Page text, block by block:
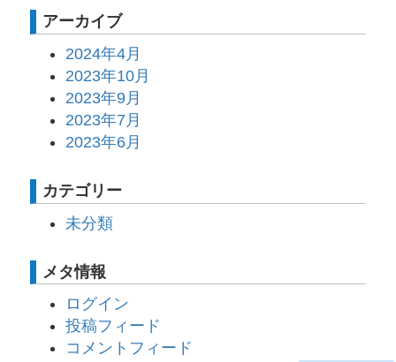
アーカイブ
2024年4月
2023年10月
2023年9月
2023年7月
2023年6月
カテゴリー
未分類
メタ情報
ログイン
投稿フィード
コメントフィード